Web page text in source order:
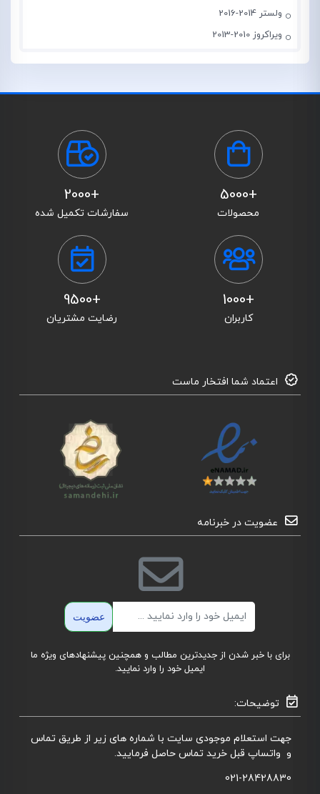
ولستر 2014-2016
ویراکروز 2010-2013
+5000
محصولات
+2000
سفارشات تکمیل شده
+1000
کاربران
+9500
رضایت مشتریان
اعتماد شما افتخار ماست
عضویت در خبرنامه
عضویت
برای با خبر شدن از جدیدترین مطالب و همچنین پیشنهادهای ویژه ما
ایمیل خود را وارد نمایید.
توضیحات:
جهت استعلام موجودی سایت با شماره های زیر از طریق تماس
و واتساپ قبل خرید تماس حاصل فرمایید.
021-28428830